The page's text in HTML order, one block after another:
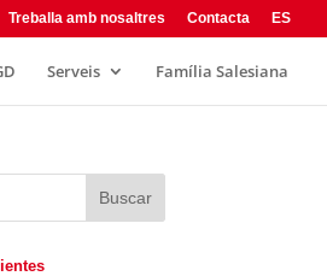
Treballa amb nosaltres Contacta ES
Serveis Família Salesiana